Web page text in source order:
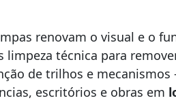
renovam o visual e o
limpeza técnica para
de trilhos e
escritórios e obras em